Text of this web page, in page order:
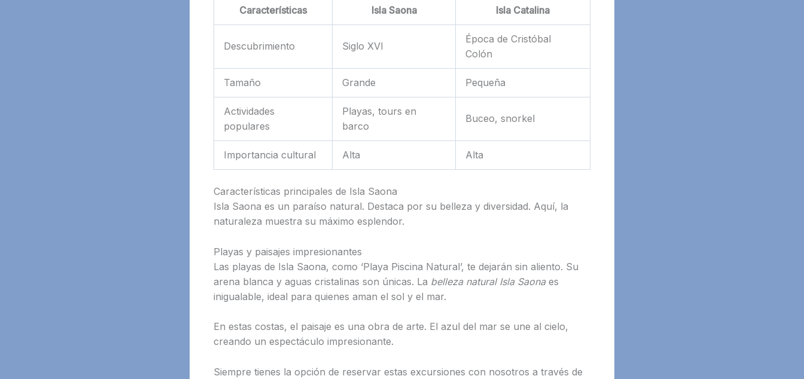
Características Isla Saona Isla Catalina
Descubrimiento Siglo XVI
Época de Cristóbal
Colón
Tamaño Grande Pequeña
Actividades
populares
Playas, tours en
barco
Buceo, snorkel
Importancia cultural Alta Alta
Características principales de Isla Saona
Isla Saona es un paraíso natural. Destaca por su belleza y diversidad. Aquí, la
naturaleza muestra su máximo esplendor.
Playas y paisajes impresionantes
Las playas de Isla Saona, como ‘Playa Piscina Natural’, te dejarán sin aliento. Su
arena blanca y aguas cristalinas son únicas. La belleza natural Isla Saonaes
inigualable, ideal para quienes aman el sol y el mar.
En estas costas, el paisaje es una obra de arte. El azul del mar se une al cielo,
creando un espectáculo impresionante.
Siempre tienes la opción de reservar estas excursiones con nosotros a través de